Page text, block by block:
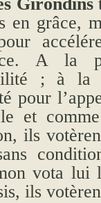
Girondins
en grâce,
A la
; à la
pour
et
ils
vota lui
ils